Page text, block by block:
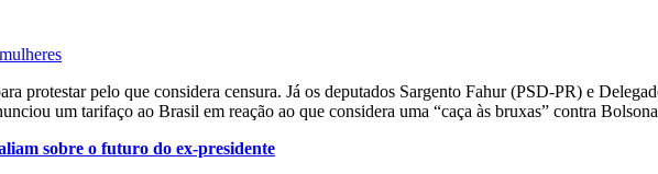
protestar pelo que considera censura. Já os deputados Sargento Fahur (PSD-PR) e
um tarifaço ao Brasil em reação ao que considera uma “caça às bruxas” contra
sobre o futuro do ex-presidente